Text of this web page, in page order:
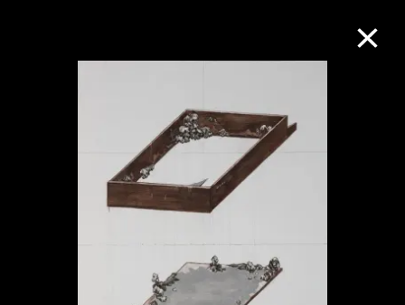
进一步筛选
关于M+藏品